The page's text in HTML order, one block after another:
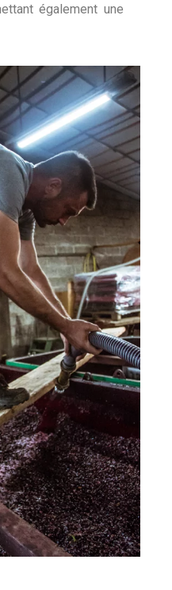
également une